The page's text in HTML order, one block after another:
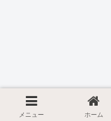
メニュー ホーム